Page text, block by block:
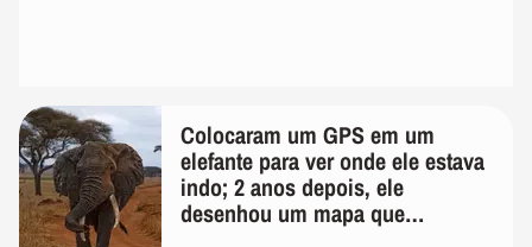
Colocaram um GPS em um
elefante para ver onde ele estava
indo; 2 anos depois, ele
desenhou um mapa que